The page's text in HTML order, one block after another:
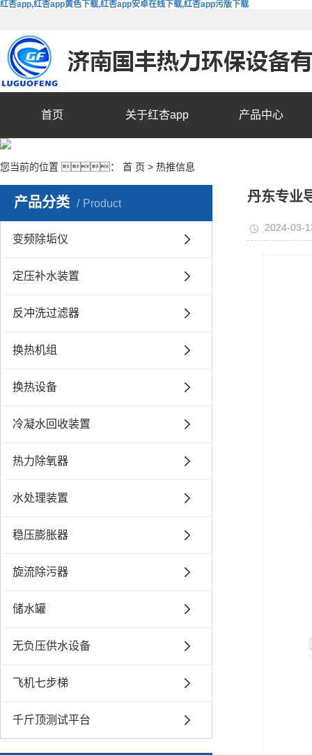
红杏app,红杏app黄色下载,红杏app安卓在线下载,红杏app污版下载
首页 关于红杏app 产品中心
您当前的位置 ： 首 页 > 热推信息
产品分类 Product
变频除垢仪
定压补水装置
反冲洗过滤器
换热机组
换热设备
冷凝水回收装置
热力除氧器
水处理装置
稳压膨胀器
旋流除污器
储水罐
无负压供水设备
飞机七步梯
千斤顶测试平台
丹东专业
2024-03-